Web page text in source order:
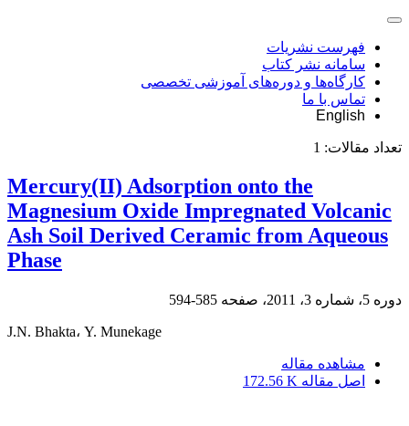
فهرست نشریات
سامانه نشر کتاب
کارگاه‌ها و دوره‌های آموزشی تخصصی
تماس با ما
English
تعداد مقالات: 1
Mercury(II) Adsorption onto the
Magnesium Oxide Impregnated Volcanic
Ash Soil Derived Ceramic from Aqueous
Phase
دوره 5، شماره 3، 2011، صفحه 585-594
J.N. Bhakta، Y. Munekage
مشاهده مقاله
اصل مقاله 172.56 K